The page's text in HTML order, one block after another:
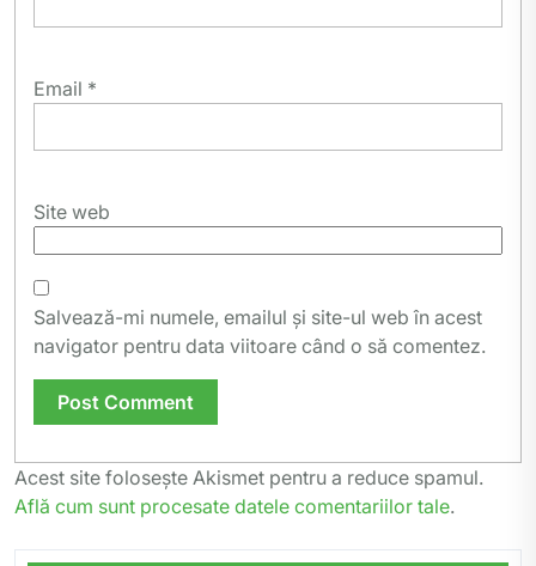
Email *
Site web
Salvează-mi numele, emailul și site-ul web în acest
navigator pentru data viitoare când o să comentez.
Acest site folosește Akismet pentru a reduce spamul.
Află cum sunt procesate datele comentariilor tale.